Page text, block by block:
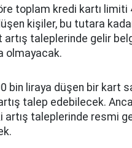
toplam kredi kartı limiti
kişiler, bu tutara
artış taleplerinde gelir
olmayacak.
bin liraya düşen bir kart
talep edebilecek.
artış taleplerinde resmi